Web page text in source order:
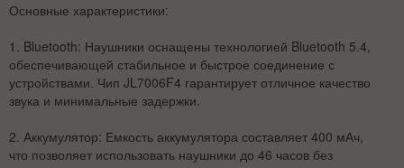
Основные характеристики:
1. Bluetooth: Наушники оснащены технологией Bluetooth 5.4,
обеспечивающей стабильное и быстрое соединение с
устройствами. Чип JL7006F4 гарантирует отличное качество
звука и минимальные задержки.
2. Аккумулятор: Емкость аккумулятора составляет 400 мАч,
что позволяет использовать наушники до 46 часов без